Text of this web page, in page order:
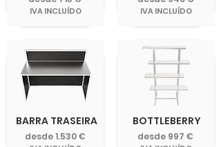
IVA INCLUÍDO
BARRA TRASEIRA
desde 1.530 €
IVA INCLUÍDO
BOTTLEBERRY
desde 997 €